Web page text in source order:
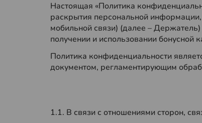
Настоящая «Политика
раскрытия персональной
мобильной связи) (далее –
получении и использовании бонусной
Политика конфиденциальности
документом, регламентирующим
1.1. В связи с отношениями сторон,